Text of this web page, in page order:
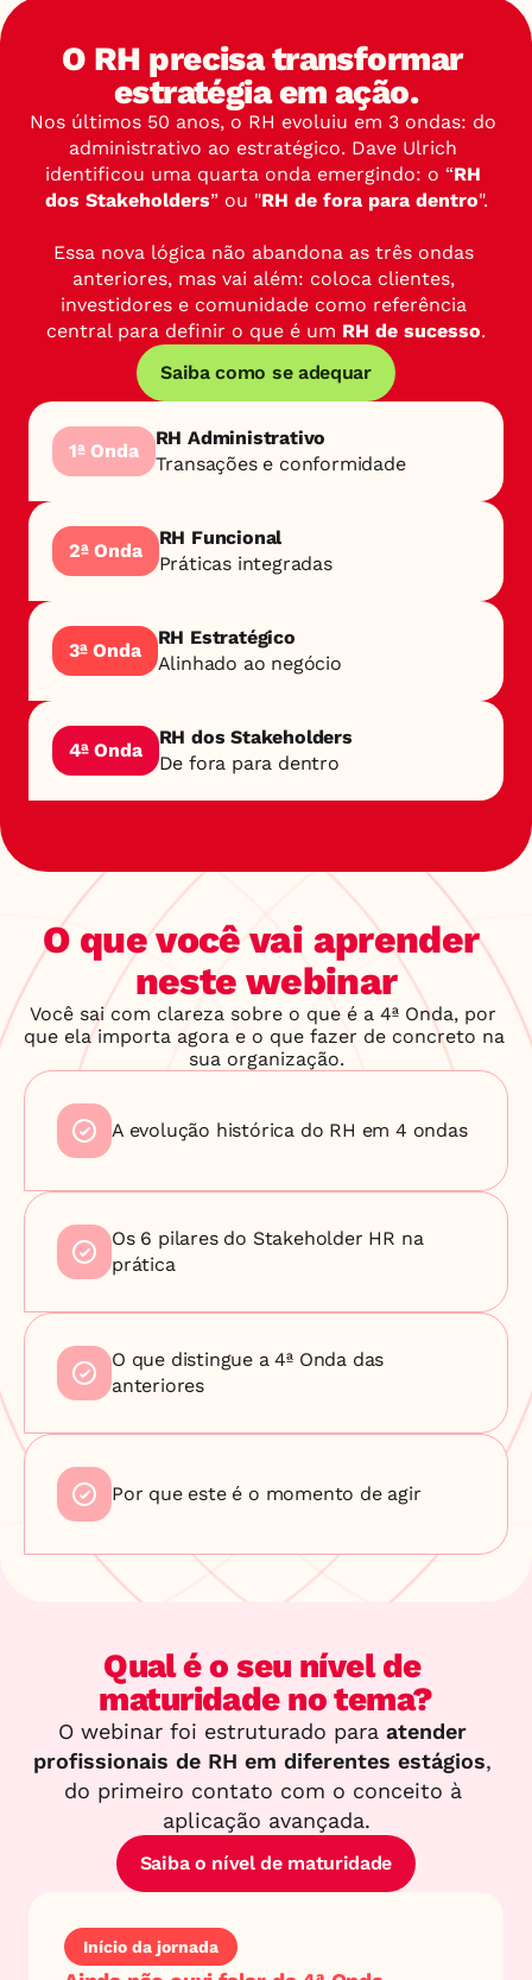
O RH precisa transformar
estratégia em ação.
Nos últimos 50 anos, o RH evoluiu em 3 ondas: do
administrativo ao estratégico. Dave Ulrich
identificou uma quarta onda emergindo: o “RH
dos Stakeholders” ou "RH de fora para dentro".
Essa nova lógica não abandona as três ondas
anteriores, mas vai além: coloca clientes,
investidores e comunidade como referência
central para definir o que é um RH de sucesso.
Saiba como se adequar
1ª Onda
RH Administrativo
Transações e conformidade
2ª Onda
RH Funcional
Práticas integradas
3ª Onda
RH Estratégico
Alinhado ao negócio
4ª Onda
RH dos Stakeholders
De fora para dentro
O que você vai aprender
neste webinar
Você sai com clareza sobre o que é a 4ª Onda, por
que ela importa agora e o que fazer de concreto na
sua organização.
A evolução histórica do RH em 4 ondas
Os 6 pilares do Stakeholder HR na
prática
O que distingue a 4ª Onda das
anteriores
Por que este é o momento de agir
Qual é o seu nível de
maturidade no tema?
O webinar foi estruturado para atender
profissionais de RH em diferentes estágios,
do primeiro contato com o conceito à
aplicação avançada.
Saiba o nível de maturidade
Início da jornada